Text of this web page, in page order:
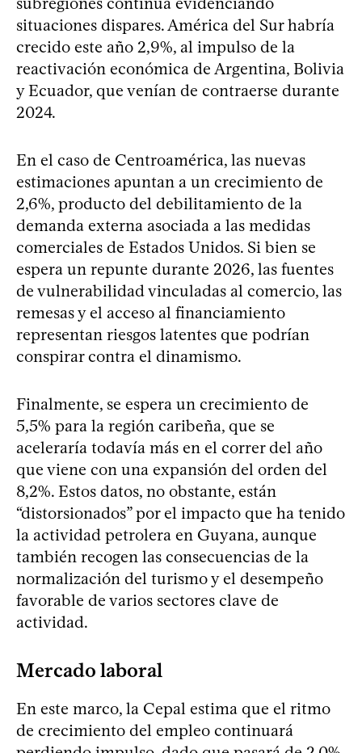
situaciones dispares. América del Sur habría
crecido este año 2,9%, al impulso de la
reactivación económica de Argentina, Bolivia
y Ecuador, que venían de contraerse durante
2024.
En el caso de Centroamérica, las nuevas
estimaciones apuntan a un crecimiento de
2,6%, producto del debilitamiento de la
demanda externa asociada a las medidas
comerciales de Estados Unidos. Si bien se
espera un repunte durante 2026, las fuentes
de vulnerabilidad vinculadas al comercio, las
remesas y el acceso al financiamiento
representan riesgos latentes que podrían
conspirar contra el dinamismo.
Finalmente, se espera un crecimiento de
5,5% para la región caribeña, que se
aceleraría todavía más en el correr del año
que viene con una expansión del orden del
8,2%. Estos datos, no obstante, están
“distorsionados” por el impacto que ha tenido
la actividad petrolera en Guyana, aunque
también recogen las consecuencias de la
normalización del turismo y el desempeño
favorable de varios sectores clave de
actividad.
Mercado laboral
En este marco, la Cepal estima que el ritmo
de crecimiento del empleo continuará